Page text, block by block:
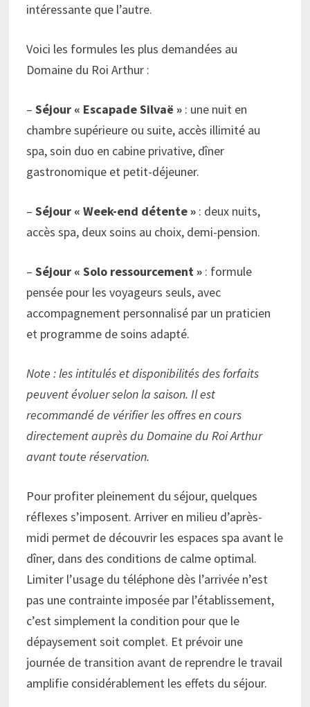
intéressante que l’autre.
Voici les formules les plus demandées au
Domaine du Roi Arthur :
–Séjour « Escapade Silvaë » : une nuit en
chambre supérieure ou suite, accès illimité au
spa, soin duo en cabine privative, dîner
gastronomique et petit-déjeuner.
–Séjour « Week-end détente » : deux nuits,
accès spa, deux soins au choix, demi-pension.
–Séjour « Solo ressourcement » : formule
pensée pour les voyageurs seuls, avec
accompagnement personnalisé par un praticien
et programme de soins adapté.
Note : les intitulés et disponibilités des forfaits
peuvent évoluer selon la saison. Il est
recommandé de vérifier les offres en cours
directement auprès du Domaine du Roi Arthur
avant toute réservation.
Pour profiter pleinement du séjour, quelques
réflexes s’imposent. Arriver en milieu d’après-
midi permet de découvrir les espaces spa avant le
dîner, dans des conditions de calme optimal.
Limiter l’usage du téléphone dès l’arrivée n’est
pas une contrainte imposée par l’établissement,
c’est simplement la condition pour que le
dépaysement soit complet. Et prévoir une
journée de transition avant de reprendre le travail
amplifie considérablement les effets du séjour.